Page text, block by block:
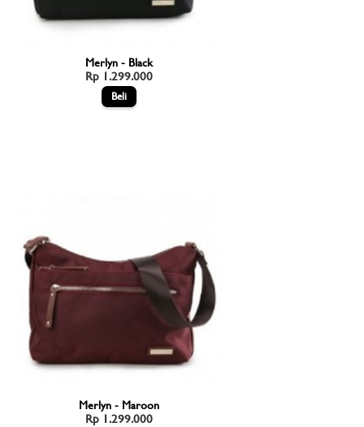
Merlyn - Black
Rp 1.299.000
Merlyn - Maroon
Rp 1.299.000